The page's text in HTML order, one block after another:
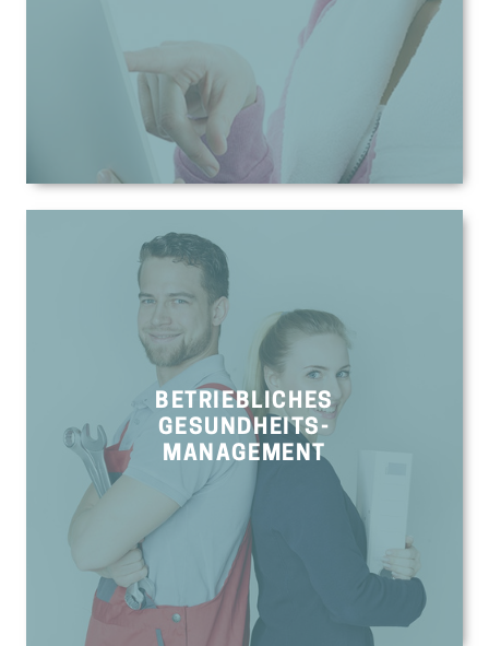
BETRIEBLICHES
GESUNDHEITS-
MANAGEMENT